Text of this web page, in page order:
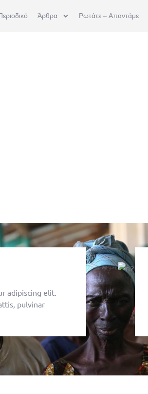
Άρθρα Ρωτάτε – Απαντάμε
adipiscing elit.
pulvinar